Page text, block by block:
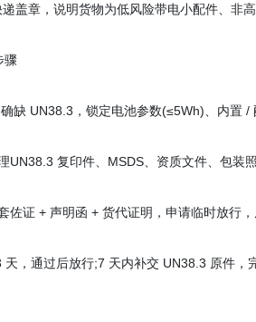
章，说明货物为低风险带电小配件、非
骤
UN38.3，锁定电池参数(≤5Wh)、内置 /
复印件、MSDS、资质文件、包装
证 + 声明函 + 货代证明，申请临时放行，
通过后放行;7 天内补交 UN38.3 原件，